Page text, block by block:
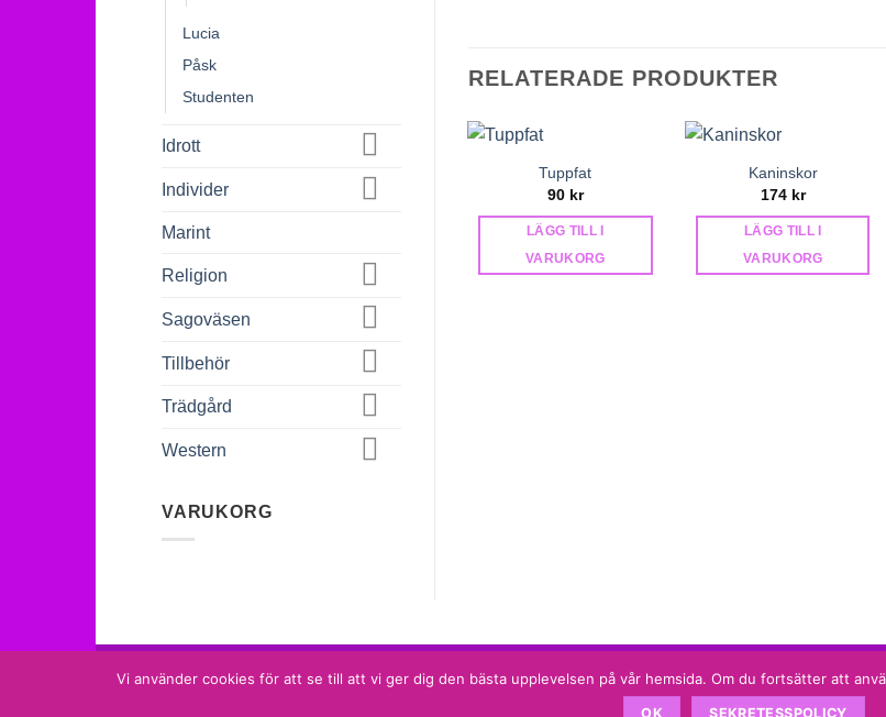
Lucia
Påsk
Studenten
Idrott
Individer
Marint
Religion
Sagoväsen
Tillbehör
Trädgård
Western
VARUKORG
RELATERADE PRODUKTER
Tuppfat
90 kr
LÄGG TILL I
VARUKORG
Kaninskor
174 kr
LÄGG TILL I
VARUKORG
Vi använder cookies för att se till att vi ger dig den bästa upplevelsen på vår hemsida. Om du fortsätter att
OK SEKRETESSPOLICY